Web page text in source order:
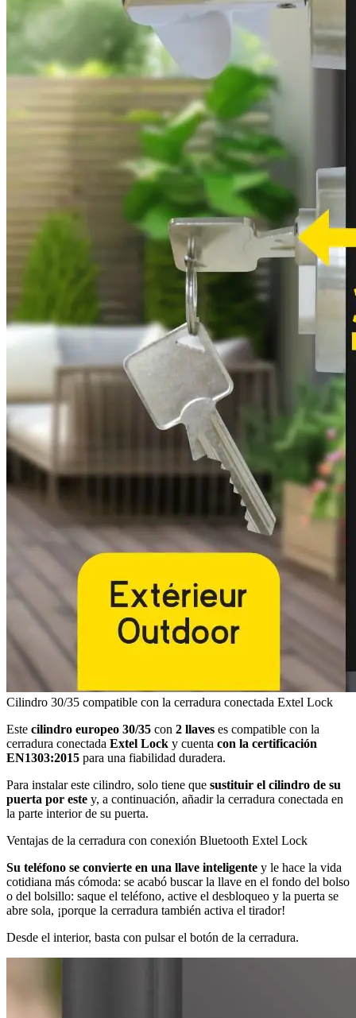
Cilindro 30/35 compatible con la cerradura conectada Extel Lock
Este cilindro europeo 30/35 con 2 llaves es compatible con la
cerradura conectada Extel Lock y cuenta con la certificación
EN1303:2015 para una fiabilidad duradera.
Para instalar este cilindro, solo tiene que sustituir el cilindro de su
puerta por este y, a continuación, añadir la cerradura conectada en
la parte interior de su puerta.
Ventajas de la cerradura con conexión Bluetooth Extel Lock
Su teléfono se convierte en una llave inteligente y le hace la vida
cotidiana más cómoda: se acabó buscar la llave en el fondo del bolso
o del bolsillo: saque el teléfono, active el desbloqueo y la puerta se
abre sola, ¡porque la cerradura también activa el tirador!
Desde el interior, basta con pulsar el botón de la cerradura.